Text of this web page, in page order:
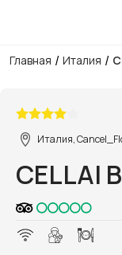
Главная / Италия /
Италия,
CELLAI